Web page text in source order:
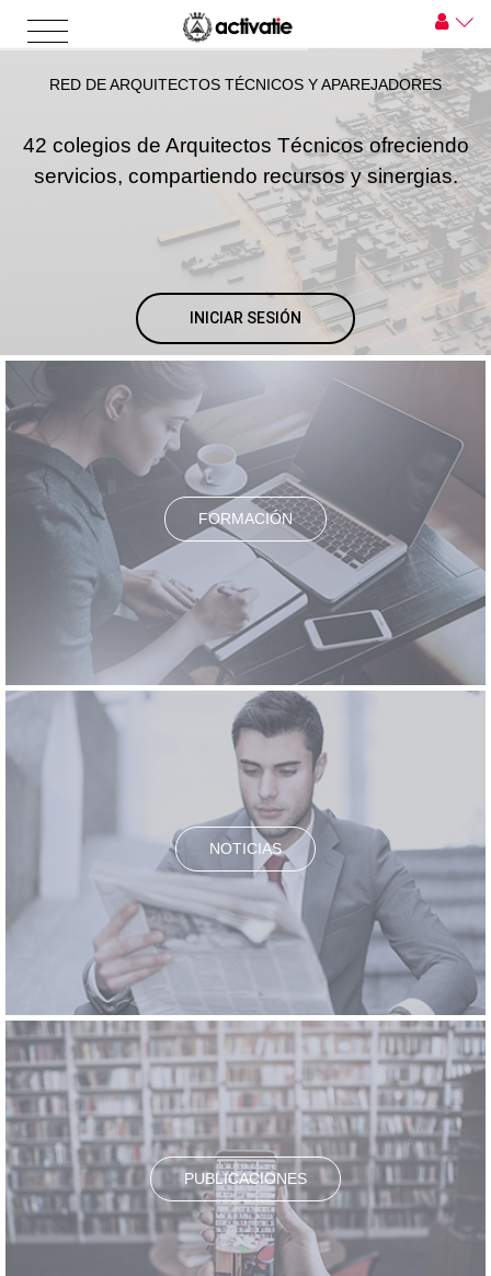
RED DE ARQUITECTOS TÉCNICOS Y APAREJADORES
42 colegios de Arquitectos Técnicos ofreciendo
servicios, compartiendo recursos y sinergias.
INICIAR SESIÓN
FORMACIÓN
NOTICIAS
PUBLICACIONES